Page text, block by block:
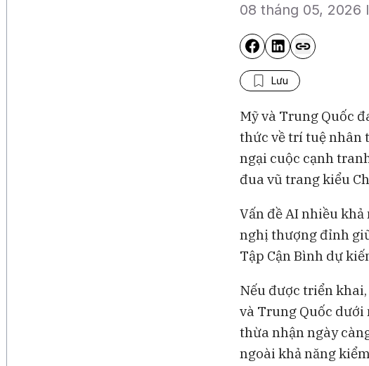
08 tháng 05, 2026
Lưu
Mỹ và Trung Quốc
thức về trí tuệ nhân
ngại cuộc cạnh
đua vũ trang kiểu
Vấn đề AI nhiều
nghị thượng đỉnh
Tập Cận Bình dự
Nếu được triển
và Trung Quốc
thừa nhận ngày
ngoài khả năng